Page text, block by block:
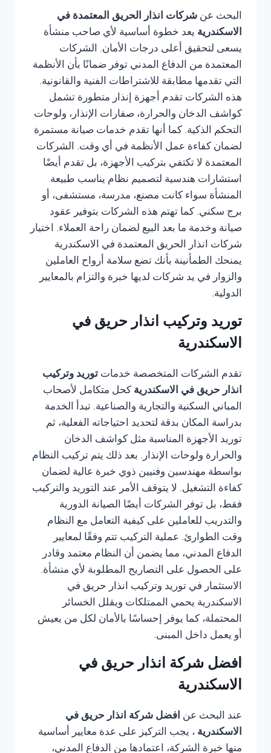
البحث عن شركات انذار الحريق المعتمدة في
الاسكندرية يعد خطوة أساسية لأي صاحب منشأة
يسعى لتحقيق أعلى درجات الأمان. الشركات
المعتمدة من الدفاع المدني توفر ضمانًا بأن الأنظمة
التي تقدمها مطابقة للاشتراطات الفنية والقانونية.
هذه الشركات تقدم أجهزة إنذار متطورة تشمل
كواشف الدخان والحرارة، صفارات الإنذار، ولوحات
التحكم الذكية. كما أنها تقدم خدمات صيانة مستمرة
لضمان كفاءة عمل الأنظمة في أي وقت. الشركات
المعتمدة لا تكتفي بتركيب الأجهزة، بل تقدم أيضًا
استشارات هندسية لتصميم نظام يناسب طبيعة
المنشأة سواء كانت مصنع، مدرسة، مستشفى، أو
برج سكني. كما تهتم هذه الشركات بتوفير عقود
صيانة وخدمة ما بعد البيع لضمان راحة العملاء. اختيار
شركات انذار الحريق المعتمدة في الاسكندرية
يمنحك الطمأنينة بأنك تضع سلامة أرواح العاملين
والزوار في يد شركات لديها خبرة والتزام بالمعايير
الدولية.
توريد وتركيب انذار حريق في
الاسكندرية
تقدم الشركات المتخصصة خدمات توريد وتركيب
انذار حريق في الاسكندرية كحل متكامل لأصحاب
المباني السكنية والتجارية والصناعية. تبدأ الخدمة
بدراسة المكان بدقة لتحديد احتياجاته الفعلية، ثم
توريد الأجهزة المناسبة مثل كواشف الدخان
والحرارة ولوحات الإنذار. بعد ذلك يتم تركيب النظام
بواسطة مهندسين وفنيين ذوي خبرة عالية لضمان
كفاءة التشغيل. لا يتوقف الأمر عند التوريد والتركيب
فقط، بل توفر الشركات أيضًا الصيانة الدورية
والتدريب للعاملين على كيفية التعامل مع النظام
وقت الطوارئ. عملية التركيب تتم وفقًا لمعايير
الدفاع المدني، مما يضمن أن النظام معتمد وقادر
على الحصول على التصاريح المطلوبة لأي منشأة.
الاستثمار في توريد وتركيب انذار حريق في
الاسكندرية يحمي الممتلكات ويقلل الخسائر
المحتملة، كما يوفر إحساسًا بالأمان لكل من يعيش
أو يعمل داخل المبنى.
افضل شركة انذار حريق في
الاسكندرية
عند البحث عن افضل شركة انذار حريق في
الاسكندرية ، يجب التركيز على عدة معايير أساسية
منها خبرة الشركة، اعتمادها من الدفاع المدني،